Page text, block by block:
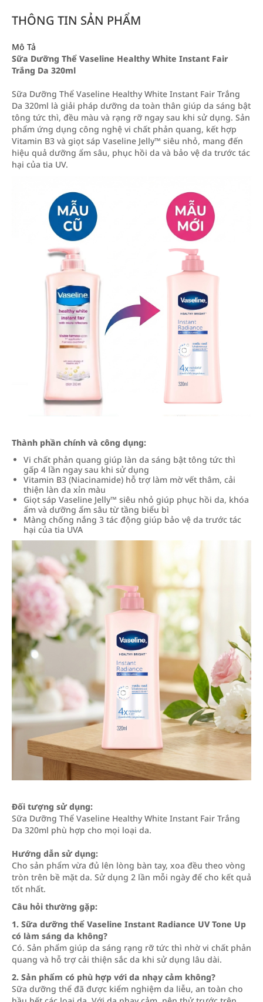
THÔNG TIN SẢN PHẨM
Mô Tả
Sữa Dưỡng Thể Vaseline Healthy White Instant Fair
Trắng Da 320ml
Sữa Dưỡng Thể Vaseline Healthy White Instant Fair Trắng
Da 320ml là giải pháp dưỡng da toàn thân giúp da sáng bật
tông tức thì, đều màu và rạng rỡ ngay sau khi sử dụng. Sản
phẩm ứng dụng công nghệ vi chất phản quang, kết hợp
Vitamin B3 và giọt sáp Vaseline Jelly™ siêu nhỏ, mang đến
hiệu quả dưỡng ẩm sâu, phục hồi da và bảo vệ da trước tác
hại của tia UV.
Thành phần chính và công dụng:
Vi chất phản quang giúp làn da sáng bật tông tức thì
gấp 4 lần ngay sau khi sử dụng
Vitamin B3 (Niacinamide) hỗ trợ làm mờ vết thâm, cải
thiện làn da xỉn màu
Giọt sáp Vaseline Jelly™ siêu nhỏ giúp phục hồi da, khóa
ẩm và dưỡng ẩm sâu từ tầng biểu bì
Màng chống nắng 3 tác động giúp bảo vệ da trước tác
hại của tia UVA
Đối tượng sử dụng:
Sữa Dưỡng Thể Vaseline Healthy White Instant Fair Trắng
Da 320ml phù hợp cho mọi loại da.
Hướng dẫn sử dụng:
Cho sản phẩm vừa đủ lên lòng bàn tay, xoa đều theo vòng
tròn trên bề mặt da. Sử dụng 2 lần mỗi ngày để cho kết quả
tốt nhất.
Câu hỏi thường gặp:
1. Sữa dưỡng thể Vaseline Instant Radiance UV Tone Up
có làm sáng da không?
Có. Sản phẩm giúp da sáng rạng rỡ tức thì nhờ vi chất phản
quang và hỗ trợ cải thiện sắc da khi sử dụng lâu dài.
2. Sản phẩm có phù hợp với da nhạy cảm không?
Sữa dưỡng thể đã được kiểm nghiệm da liễu, an toàn cho